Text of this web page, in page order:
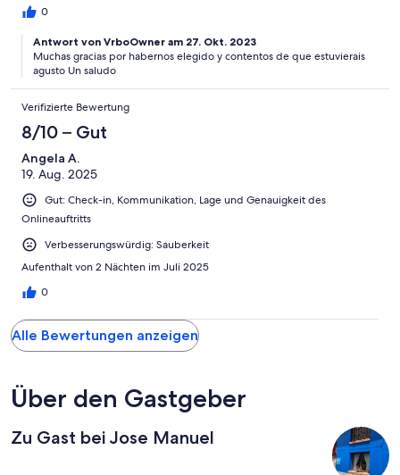
tener en cuenta si repetimos destino. Os vais a sentir como en
0
Antwort von VrboOwner am 27. Okt. 2023
Muchas gracias por habernos elegido y contentos de que estuvierais
agusto Un saludo
Verifizierte Bewertung
8/10 – Gut
Angela A.
19. Aug. 2025
Gut: Check-in, Kommunikation, Lage und Genauigkeit des
Onlineauftritts
Verbesserungswürdig: Sauberkeit
Aufenthalt von 2 Nächten im Juli 2025
0
Alle Bewertungen anzeigen
Über den Gastgeber
Zu Gast bei Jose Manuel